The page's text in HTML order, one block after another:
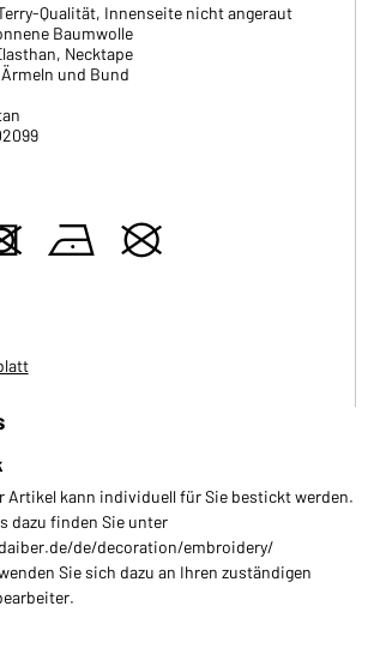
Qualität, Innenseite nicht angeraut
Baumwolle
Necktape
und Bund
n U
Artikel kann individuell für Sie bestickt werden.
dazu finden Sie unter
de/decoration/embroidery/
Sie sich dazu an Ihren zuständigen